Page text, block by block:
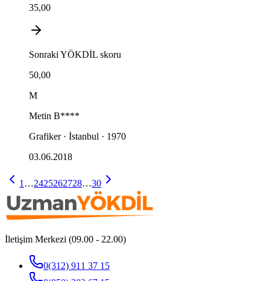
35,00
Sonraki YÖKDİL skoru
50,00
M
Metin B****
Grafiker · İstanbul · 1970
03.06.2018
1 …2425262728…30
İletişim Merkezi (09.00 - 22.00)
0(312) 911 37 15